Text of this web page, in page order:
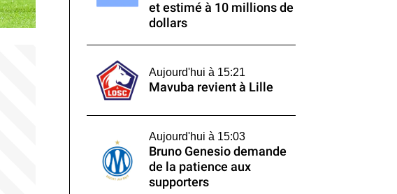
et estimé à 10 millions de
dollars
Aujourd'hui à 15:21
Mavuba revient à Lille
Aujourd'hui à 15:03
Bruno Genesio demande
de la patience aux
supporters